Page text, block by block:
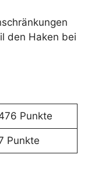
den Haken bei
Punkte
Punkte